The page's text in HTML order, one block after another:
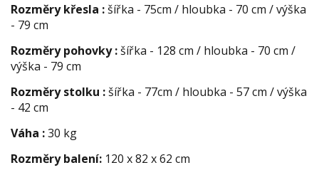
Rozměry křesla :šířka - 75cm / hloubka - 70 cm / výška
- 79 cm
Rozměry pohovky :šířka - 128 cm / hloubka - 70 cm /
výška - 79 cm
Rozměry stolku :šířka - 77cm / hloubka - 57 cm / výška
- 42 cm
Váha :30 kg
Rozměry balení: 120 x 82 x 62 cm